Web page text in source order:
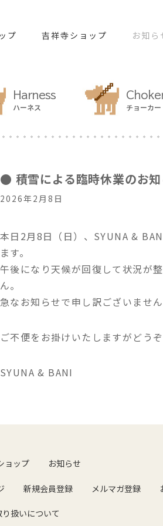
プ 吉祥寺ショップ お知ら
Harness
ハーネス チョーカー
● 積雪による臨時休業のお
2026年2月8日
本日2月8日（日）、SYUNA &
ます。
午後になり天候が回復して状況が
ん。
急なお知らせで申し訳ございません
ご不便をお掛けいたしますがどう
SYUNA & BANI
ョップ お知らせ
新規会員登録 メルマガ登録
扱いについて